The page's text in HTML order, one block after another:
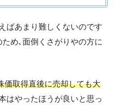
ばあまり難しくないのです
め､面倒くさがりやの方に
価取得直後に売却しても大
はやったほうが良いと思っ